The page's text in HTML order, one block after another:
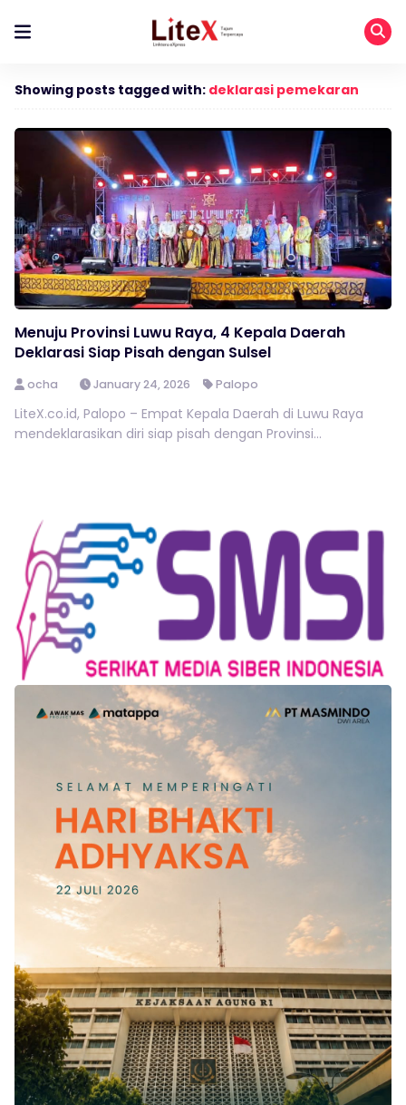
Showing posts tagged with: deklarasi pemekaran
Menuju Provinsi Luwu Raya, 4 Kepala Daerah
Deklarasi Siap Pisah dengan Sulsel
ocha January 24, 2026 Palopo
LiteX.co.id, Palopo – Empat Kepala Daerah di Luwu Raya
mendeklarasikan diri siap pisah dengan Provinsi...